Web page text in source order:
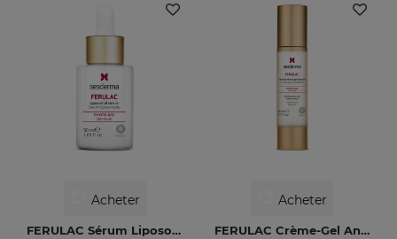
Acheter
FERULAC Sérum Liposomé
Acheter
FERULAC Crème-Gel Antioxydante